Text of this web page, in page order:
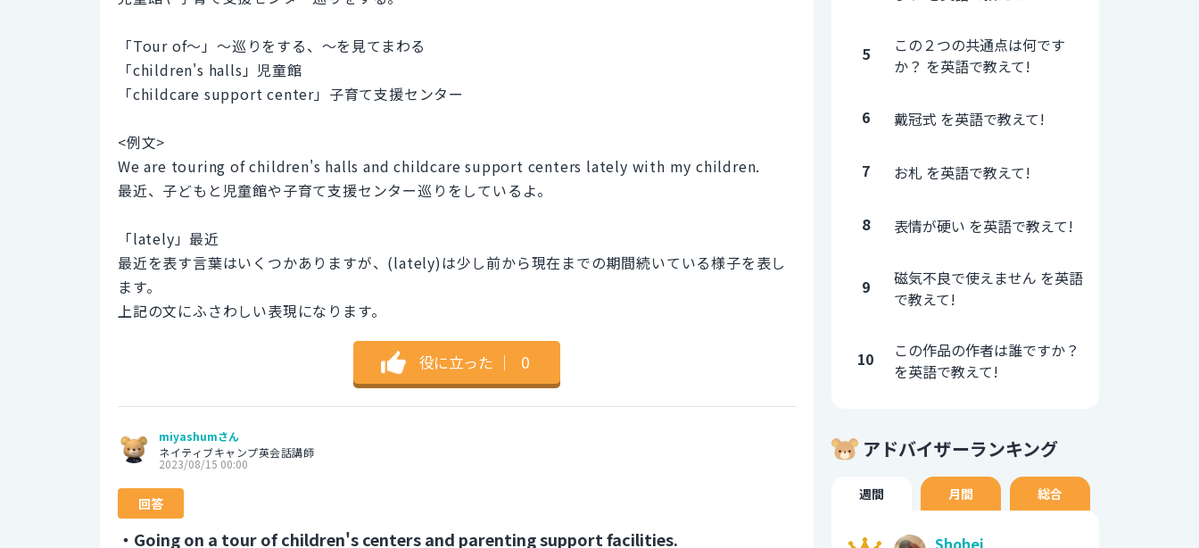
「Tour of～」～巡りをする、～を見てまわる
「children's halls」児童館
「childcare support center」子育て支援センター
<例文>
We are touring of children's halls and childcare support centers lately with my children.
最近、子どもと児童館や子育て支援センター巡りをしているよ。
「lately」最近
最近を表す言葉はいくつかありますが、(lately)は少し前から現在までの期間続いている様子を表し
ます。
上記の文にふさわしい表現になります。
役に立った ｜ 0
miyashumさん
ネイティブキャンプ英会話講師
2023/08/15 00:00
回答
・Going on a tour of children's centers and parenting support facilities.
5
この２つの共通点は何です
か？ を英語で教えて!
6 戴冠式 を英語で教えて!
7 お札 を英語で教えて!
8 表情が硬い を英語で教えて!
9
磁気不良で使えません を英語
で教えて!
10
この作品の作者は誰ですか？
を英語で教えて!
アドバイザーランキング
週間 月間 総合
Shohei